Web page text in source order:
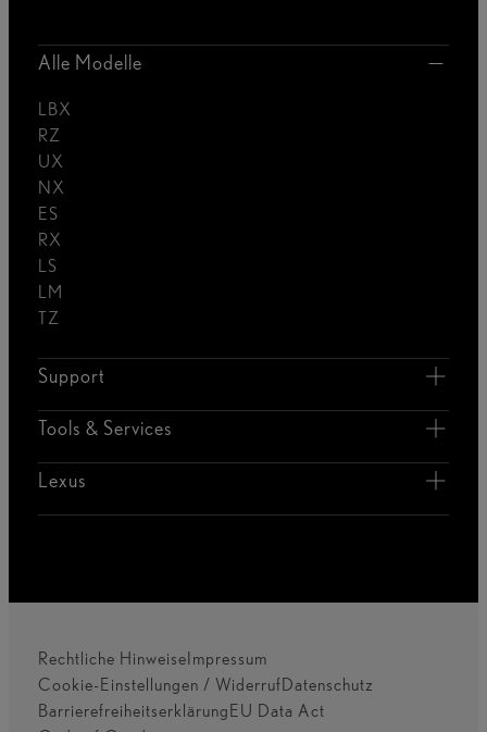
Alle Modelle
LBX
RZ
UX
NX
ES
RX
LS
LM
TZ
Support
Tools & Services
Lexus
Rechtliche Hinweise Impressum
Cookie-Einstellungen / WiderrufDatenschutz
Barrierefreiheitserklärung EU Data Act